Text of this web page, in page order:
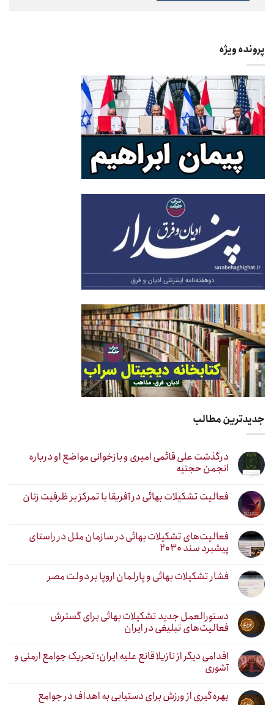
پرونده ویژه
جدیدترین مطالب
درگذشت علی قائمی امیری و بازخوانی مواضع او درباره
انجمن حجتیه
فعالیت تشکیلات بهائی در آفریقا با تمرکز بر ظرفیت زنان
فعالیت‌های تشکیلات بهائی در سازمان ملل در راستای
پیشبرد سند ۲۰۳۰
فشار تشکیلات بهائی و پارلمان اروپا بر دولت مصر
دستورالعمل جدید تشکیلات بهائی برای گسترش
فعالیت‌های تبلیغی در ایران
اقدامی دیگر از نازیلا قانع علیه ایران؛ تحریک جوامع ارمنی و
آشوری
بهره‌گیری از ورزش برای دستیابی به اهداف در جوامع